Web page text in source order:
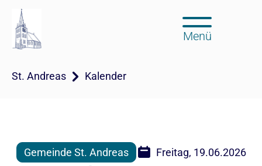
Menü
St. Andreas Kalender
Gemeinde St. Andreas
Freitag, 19.06.2026